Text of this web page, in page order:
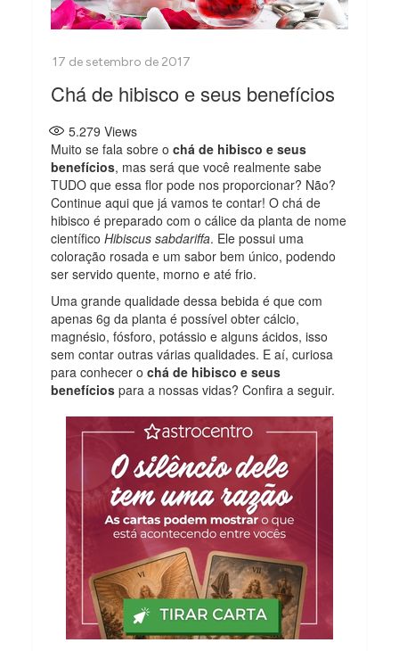
Chá de hibisco e seus benefícios
5.279 Views
Muito se fala sobre ochá de hibisco e seus
benefícios, mas será que você realmente sabe
TUDO que essa flor pode nos proporcionar? Não?
Continue aqui que já vamos te contar! O chá de
hibisco é preparado com o cálice da planta de nome
científicoHibiscus sabdariffa. Ele possui uma
coloração rosada e um sabor bem único, podendo
ser servido quente, morno e até frio.
Uma grande qualidade dessa bebida é que com
apenas 6g da planta é possível obter cálcio,
magnésio, fósforo, potássio e alguns ácidos, isso
sem contar outras várias qualidades. E aí, curiosa
para conhecer ochá de hibisco e seus
benefícios para a nossas vidas? Confira a seguir.